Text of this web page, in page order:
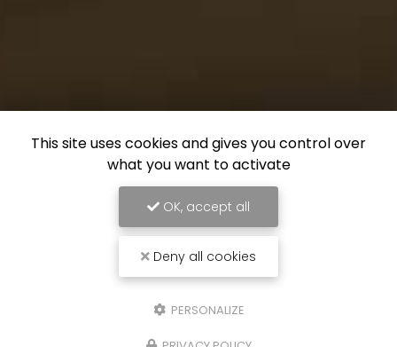
This site uses cookies and gives you control over
what you want to activate
OK, accept all
Deny all cookies
PERSONALIZE